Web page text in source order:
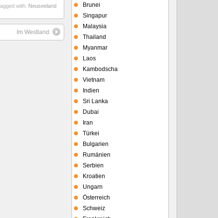
with: Neuseeland
Im Westland.
Brunei
Singapur
Malaysia
Thailand
Myanmar
Laos
Kambodscha
Vietnam
Indien
Sri Lanka
Dubai
Iran
Türkei
Bulgarien
Rumänien
Serbien
Kroatien
Ungarn
Österreich
Schweiz